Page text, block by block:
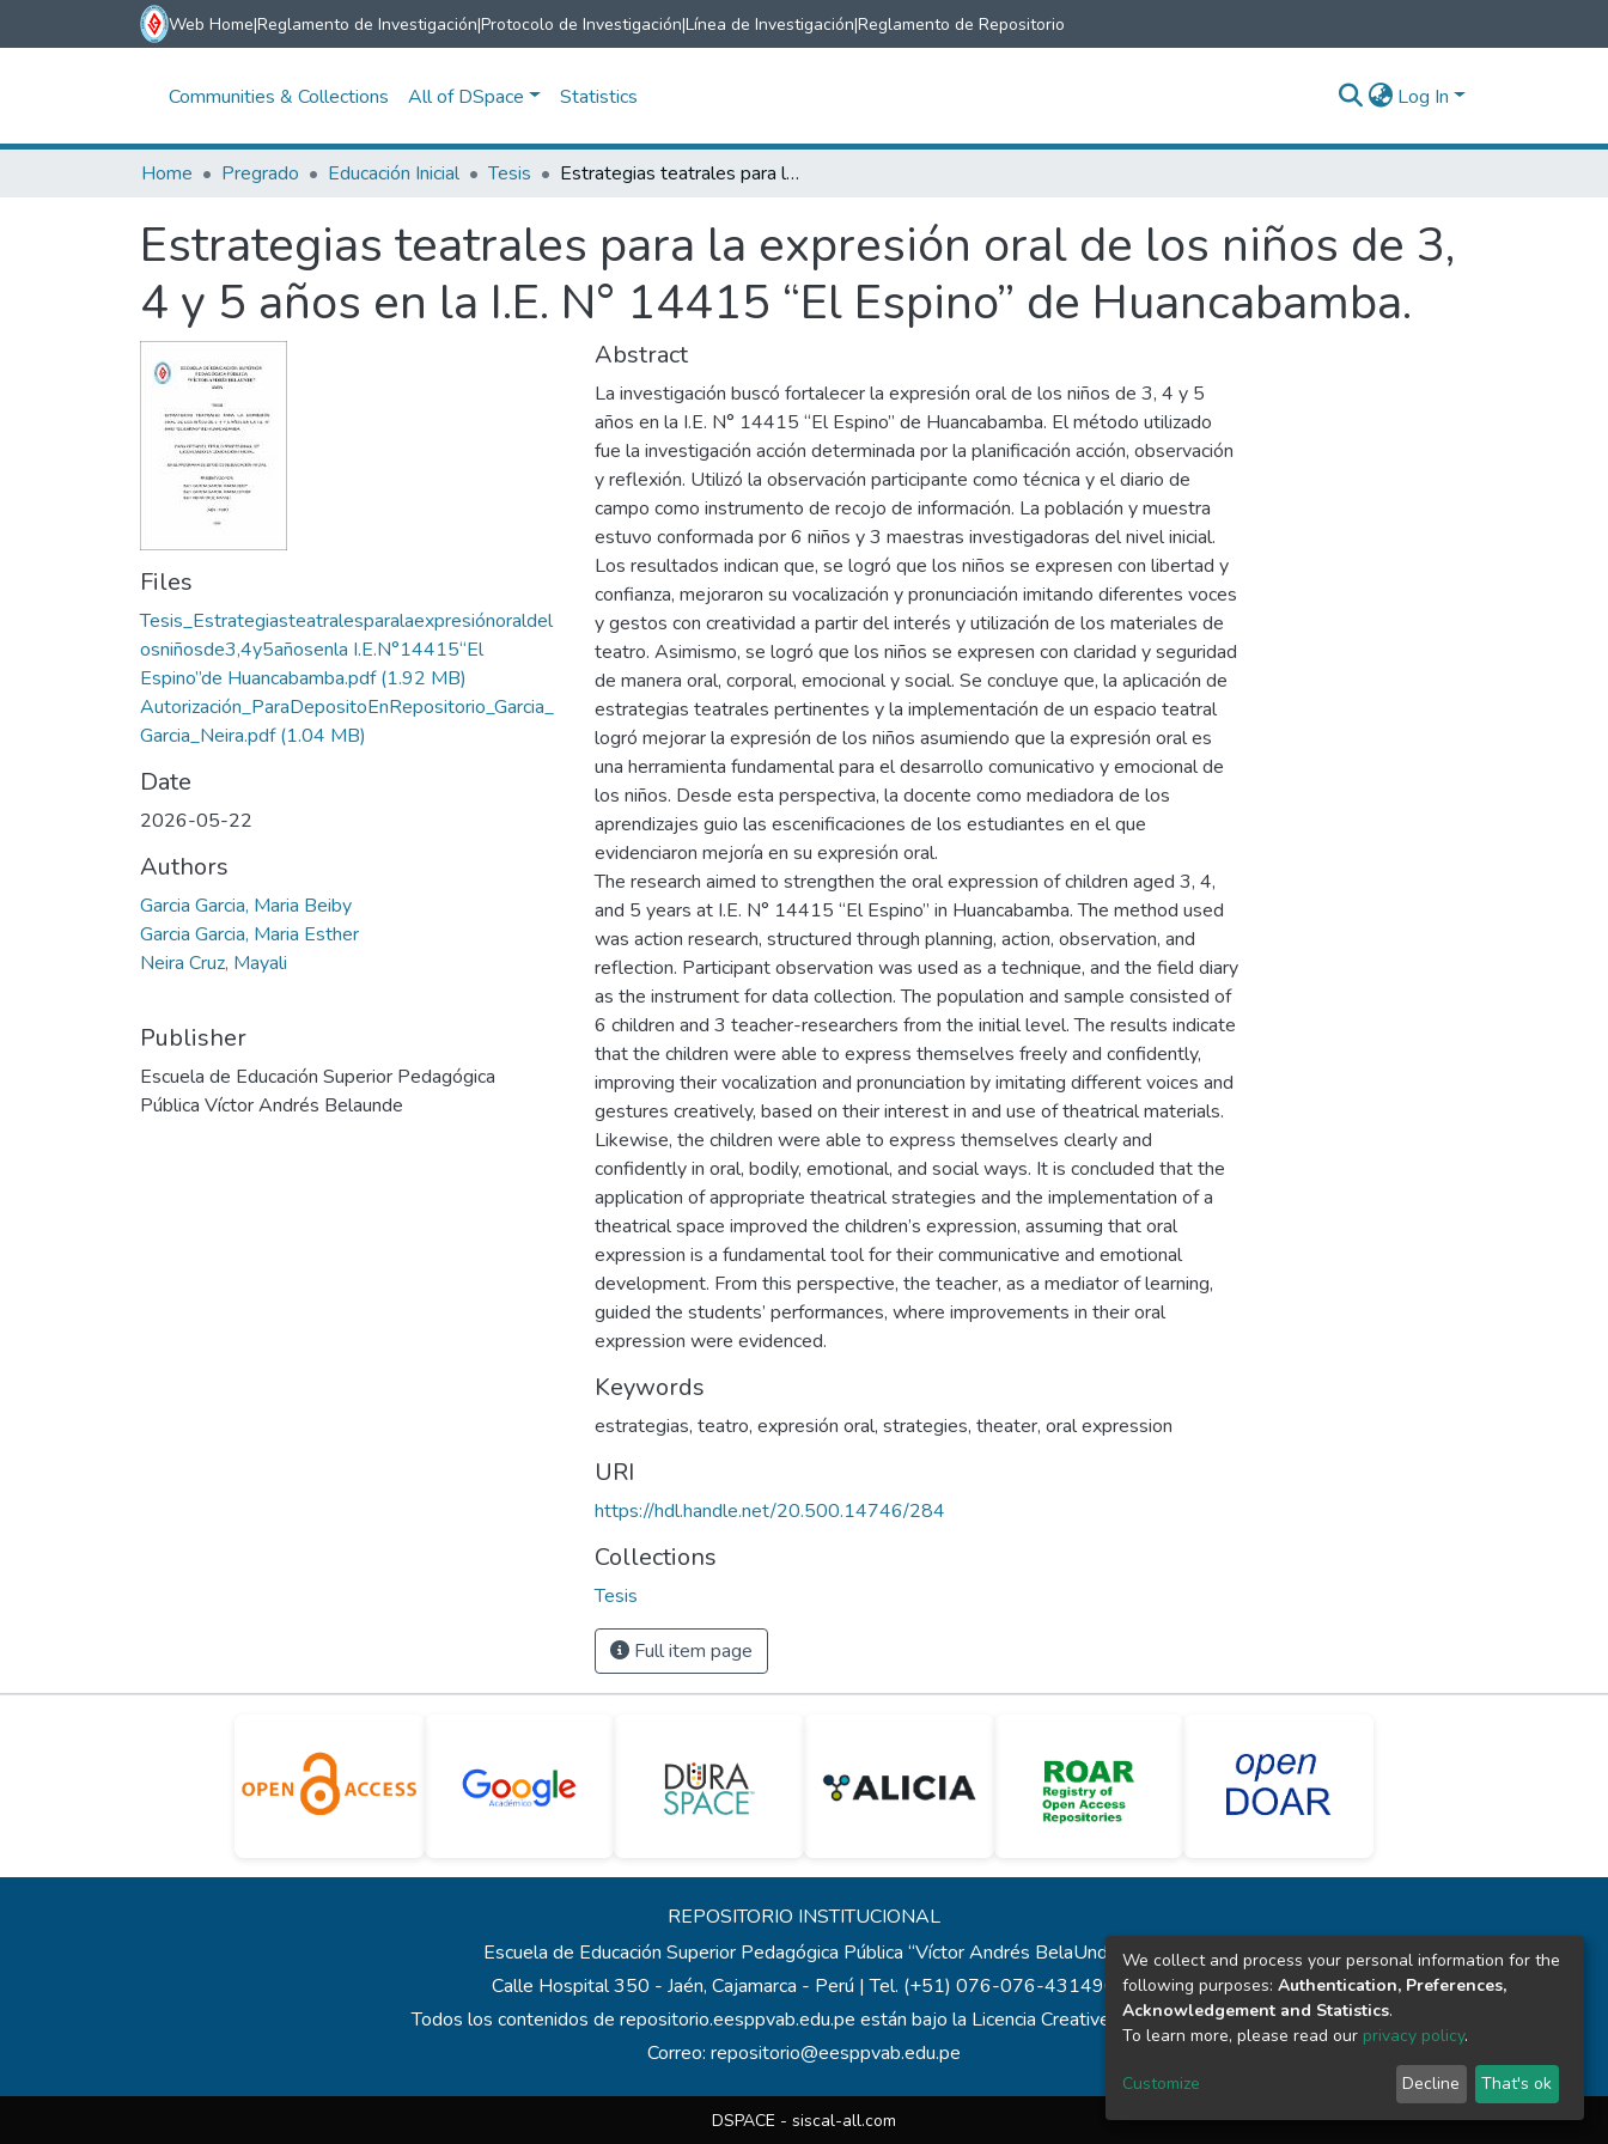
Web Home|Reglamento de Investigación|Protocolo de Investigación|Línea de Investigación|Reglamento de Repositorio
Communities & Collections All of DSpace Statistics Log In
Home Pregrado Educación Inicial Tesis Estrategias teatrales para la expresión oral de los niños de 3, 4 y 5 años en la I.E. N° 14415 “El Espino” de Huancabamba.
Estrategias teatrales para la expresión oral de los niños de 3,
4 y 5 años en la I.E. N° 14415 “El Espino” de Huancabamba.
Files
Tesis_Estrategiasteatralesparalaexpresiónoraldel
osniñosde3,4y5añosenla I.E.N°14415“El
Espino”de Huancabamba.pdf(1.92 MB)
Autorización_ParaDepositoEnRepositorio_Garcia_
Garcia_Neira.pdf(1.04 MB)
Date
2026-05-22
Authors
Garcia Garcia, Maria Beiby
Garcia Garcia, Maria Esther
Neira Cruz, Mayali
Publisher
Escuela de Educación Superior Pedagógica
Pública Víctor Andrés Belaunde
Abstract
La investigación buscó fortalecer la expresión oral de los niños de 3, 4 y 5
años en la I.E. N° 14415 “El Espino” de Huancabamba. El método utilizado
fue la investigación acción determinada por la planificación acción, observación
y reflexión. Utilizó la observación participante como técnica y el diario de
campo como instrumento de recojo de información. La población y muestra
estuvo conformada por 6 niños y 3 maestras investigadoras del nivel inicial.
Los resultados indican que, se logró que los niños se expresen con libertad y
confianza, mejoraron su vocalización y pronunciación imitando diferentes voces
y gestos con creatividad a partir del interés y utilización de los materiales de
teatro. Asimismo, se logró que los niños se expresen con claridad y seguridad
de manera oral, corporal, emocional y social. Se concluye que, la aplicación de
estrategias teatrales pertinentes y la implementación de un espacio teatral
logró mejorar la expresión de los niños asumiendo que la expresión oral es
una herramienta fundamental para el desarrollo comunicativo y emocional de
los niños. Desde esta perspectiva, la docente como mediadora de los
aprendizajes guio las escenificaciones de los estudiantes en el que
evidenciaron mejoría en su expresión oral.
The research aimed to strengthen the oral expression of children aged 3, 4,
and 5 years at I.E. N° 14415 “El Espino” in Huancabamba. The method used
was action research, structured through planning, action, observation, and
reflection. Participant observation was used as a technique, and the field diary
as the instrument for data collection. The population and sample consisted of
6 children and 3 teacher-researchers from the initial level. The results indicate
that the children were able to express themselves freely and confidently,
improving their vocalization and pronunciation by imitating different voices and
gestures creatively, based on their interest in and use of theatrical materials.
Likewise, the children were able to express themselves clearly and
confidently in oral, bodily, emotional, and social ways. It is concluded that the
application of appropriate theatrical strategies and the implementation of a
theatrical space improved the children’s expression, assuming that oral
expression is a fundamental tool for their communicative and emotional
development. From this perspective, the teacher, as a mediator of learning,
guided the students’ performances, where improvements in their oral
expression were evidenced.
Keywords
estrategias, teatro, expresión oral, strategies, theater, oral expression
URI
https://hdl.handle.net/20.500.14746/284
Collections
Tesis
Full item page
REPOSITORIO INSTITUCIONAL
Escuela de Educación Superior Pedagógica Pública “Víctor Andrés BelaUnde”
Calle Hospital 350 - Jaén, Cajamarca - Perú | Tel. (+51) 076-076-431496
Todos los contenidos de repositorio.eesppvab.edu.pe están bajo la Licencia Creative Commons
Correo: repositorio@eesppvab.edu.pe
DSPACE - siscal-all.com
We collect and process your personal information for the
following purposes: Authentication, Preferences,
Acknowledgement and Statistics.
To learn more, please read our privacy policy.
Customize Decline That's ok